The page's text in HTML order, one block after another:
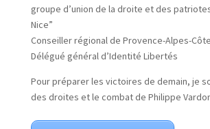
groupe d’union de la droite et des
Nice”
Conseiller régional de Provence-Alpes-
Délégué général d’Identité Libertés
Pour préparer les victoires de demain, je
des droites et le combat de Philippe